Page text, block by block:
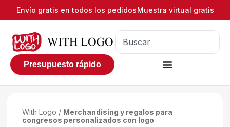
Envío gratis en todos los pedidosMuestra virtual gratis
Presupuesto rápido
With Logo / Merchandising y regalos para
congresos personalizados con logo